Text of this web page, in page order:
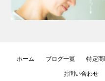
ホーム ブログ一覧 特定
お問い合わせ